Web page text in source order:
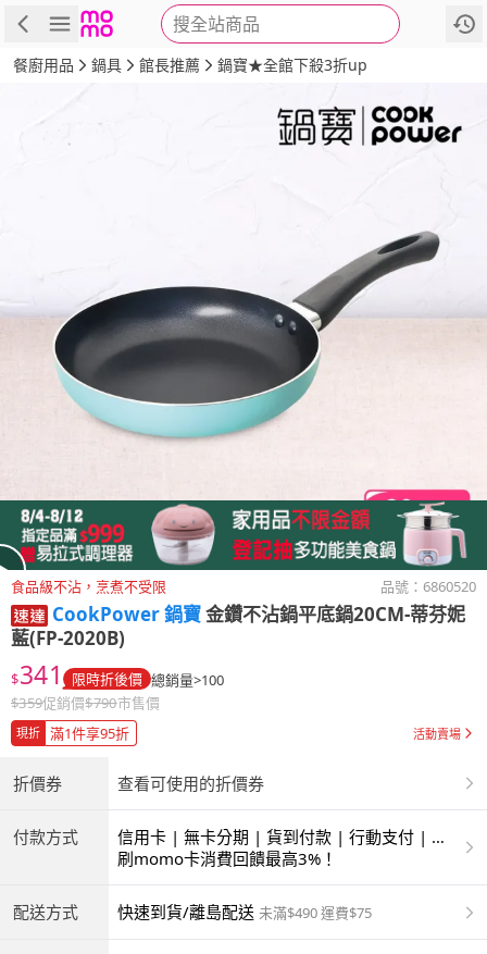
搜全站商品
商品 評價 詳情
餐廚用品 鍋具 館長推薦 鍋寶★全館下殺3折up
食品級不沾，烹煮不受限 品號： 6860520
CookPower 鍋寶金鑽不沾鍋平底鍋20CM-蒂芬妮
藍(FP-2020B)
$341 限時折後價 總銷量>100
$359促銷價$790市售價
現折 滿1件享95折 活動賣場
折價券 查看可使用的折價券
付款方式
信用卡 | 無卡分期 | 貨到付款 | 行動支付 | 超
商付款 | ATM | 銀聯卡
刷momo卡消費回饋最高3%！
配送方式 快速到貨/離島配送 未滿$490 運費$75